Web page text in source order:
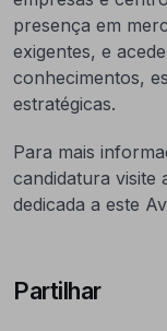
presença em
exigentes, e
conhecimentos,
estratégicas.
Para mais
candidatura visite
dedicada a este
Partilhar